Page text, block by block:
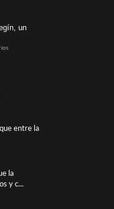
un
entre la
la
y c...